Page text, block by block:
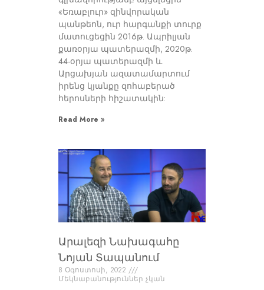
«Եռաբլուր» զինվորական
պանթեոն, ուր հարգանքի տուրք
մատուցեցին 2016թ. Ապրիլյան
քառօրյա պատերազմի, 2020թ.
44-օրյա պատերազմի և
Արցախյան ազատամարտում
իրենց կյանքը զոհաբերած
հերոսների հիշատակին:
Read More »
Արալեզի Նախագահը
Նոյան Տապանում
8 Օգոստոսի, 2022
Մեկնաբանություններ չկան